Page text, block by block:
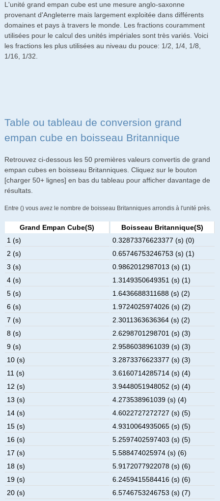
L'unité grand empan cube est une mesure anglo-saxonne
provenant d'Angleterre mais largement exploitée dans différents
domaines et pays à travers le monde. Les fractions couramment
utilisées pour le calcul des unités impériales sont très variés. Voici
les fractions les plus utilisées au niveau du pouce: 1/2, 1/4, 1/8,
1/16, 1/32.
Table ou tableau de conversion grand
empan cube en boisseau Britannique
Retrouvez ci-dessous les 50 premières valeurs convertis de grand
empan cubes en boisseau Britanniques. Cliquez sur le bouton
[charger 50+ lignes] en bas du tableau pour afficher davantage de
résultats.
Entre () vous avez le nombre de boisseau Britanniques arrondis à l'unité près.
Grand Empan Cube(s)
Boisseau Britannique(s)
1 (s)
0.32873376623377 (s) (0)
2 (s)
0.65746753246753 (s) (1)
3 (s)
0.9862012987013 (s) (1)
4 (s)
1.3149350649351 (s) (1)
5 (s)
1.6436688311688 (s) (2)
6 (s)
1.9724025974026 (s) (2)
7 (s)
2.3011363636364 (s) (2)
8 (s)
2.6298701298701 (s) (3)
9 (s)
2.9586038961039 (s) (3)
10 (s)
3.2873376623377 (s) (3)
11 (s)
3.6160714285714 (s) (4)
12 (s)
3.9448051948052 (s) (4)
13 (s)
4.273538961039 (s) (4)
14 (s)
4.6022727272727 (s) (5)
15 (s)
4.9310064935065 (s) (5)
16 (s)
5.2597402597403 (s) (5)
17 (s)
5.588474025974 (s) (6)
18 (s)
5.9172077922078 (s) (6)
19 (s)
6.2459415584416 (s) (6)
20 (s)
6.5746753246753 (s) (7)